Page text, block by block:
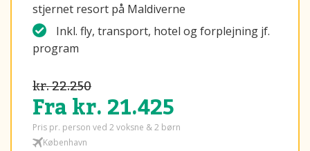
stjernet resort på Maldiverne
Inkl. fly, transport, hotel og forplejning jf.
program
kr. 22.250
Fra kr. 21.425
Pris pr. person ved 2 voksne & 2 børn
København